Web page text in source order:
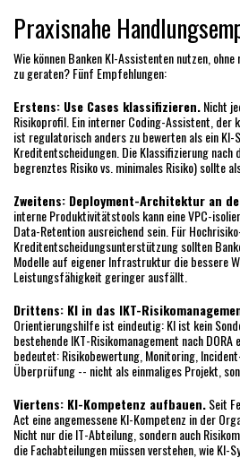
Praxisnahe
Wie können Banken KI-Assistenten nutzen,
zu geraten? Fünf Empfehlungen:
Erstens: Use Cases klassifizieren.Nicht
Risikoprofil. Ein interner Coding-Assistent, der
ist regulatorisch anders zu bewerten als ein
Kreditentscheidungen. Die Klassifizierung nach
begrenztes Risiko vs. minimales Risiko) sollte
Zweitens: Deployment-Architektur an
interne Produktivitätstools kann eine VPC-
Data-Retention ausreichend sein. Für
Kreditentscheidungsunterstützung sollten
Modelle auf eigener Infrastruktur die bessere
Leistungsfähigkeit geringer ausfällt.
Drittens: KI in das IKT-
Orientierungshilfe ist eindeutig: KI ist kein
bestehende IKT-Risikomanagement nach
bedeutet: Risikobewertung, Monitoring,
Überprüfung -- nicht als einmaliges Projekt,
Viertens: KI-Kompetenz aufbauen.Seit
Act eine angemessene KI-Kompetenz in der
Nicht nur die IT-Abteilung, sondern auch
die Fachabteilungen müssen verstehen, wie KI-